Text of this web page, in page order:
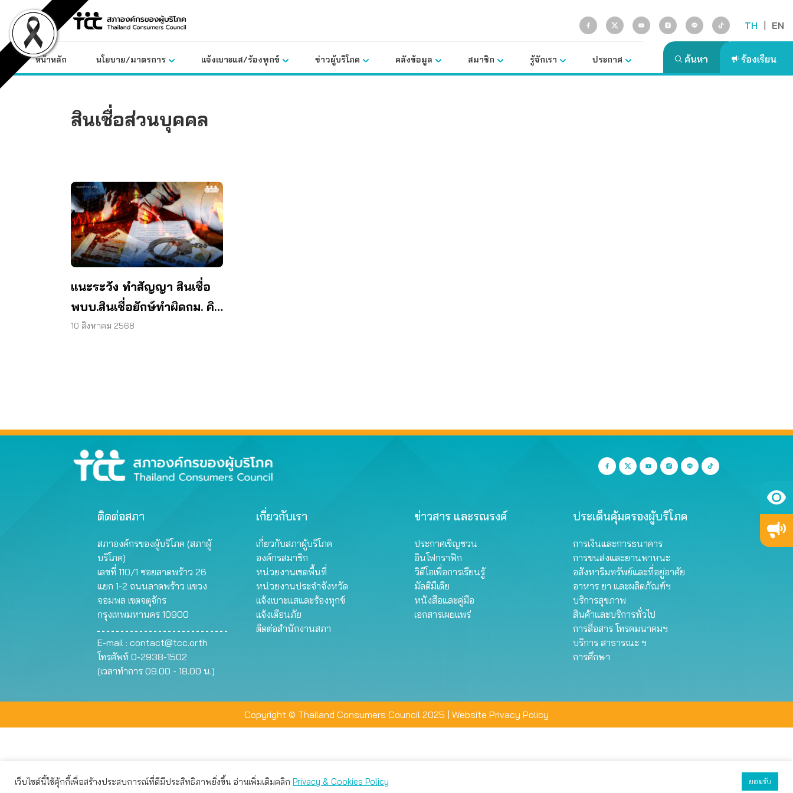
content
TH | EN
หน้าหลัก นโยบาย/มาตรการ แจ้งเบาะแส/ร้องทุกข์ ข่าวผู้บริโภค คลังข้อมูล สมาชิก รู้จักเรา ประกาศ
สินเชื่อส่วนบุคคล
แนะระวัง ทำสัญญา สินเชื่อ
พบบ.สินเชื่อยักษ์ทำผิดกม. คิด
ดอกเบี้ยซ้ำซ้อน
10 สิงหาคม 2568
ติดต่อสภา
สภาองค์กรของผู้บริโภค (สภาผู้
บริโภค)
เลขที่ 110/1 ซอยลาดพร้าว 26
แยก 1-2 ถนนลาดพร้าว แขวง
จอมพล เขตจตุจักร
กรุงเทพมหานคร 10900
E-mail : contact@tcc.or.th
โทรศัพท์ 0-2938-1502
(เวลาทำการ 09.00 - 18.00 น.)
เกี่ยวกับเรา
เกี่ยวกับสภาผู้บริโภค
องค์กรสมาชิก
หน่วยงานเขตพื้นที่
หน่วยงานประจำจังหวัด
แจ้งเบาะแสและร้องทุกข์
แจ้งเตือนภัย
ติดต่อสำนักงานสภา
ข่าวสาร และรณรงค์
ประกาศเชิญชวน
อินโฟกราฟิก
วิดีโอเพื่อการเรียนรู้
มัลติมีเดีย
หนังสือและคู่มือ
เอกสารเผยแพร่
ประเด็นคุ้มครองผู้บริโภค
การเงินและการธนาคาร
การขนส่งและยานพาหนะ
อสังหาริมทรัพย์และที่อยู่อาศัย
อาหาร ยา และผลิตภัณฑ์ฯ
บริการสุขภาพ
สินค้าและบริการทั่วไป
การสื่อสาร โทรคมนาคมฯ
บริการ สาธารณะ ฯ
การศึกษา
Copyright © Thailand Consumers Council 2025 | Website Privacy Policy
เว็บไซต์นี้ใช้คุ้กกี้เพื่อสร้างประสบการณ์ที่ดีมีประสิทธิภาพยิ่งขึ้น อ่านเพิ่มเติมคลิก Privacy & Cookies Policy ยอมรับ
เว็บไซต์นี้ใช้คุกกี้เพื่อมอบประสบการณ์การใช้งานที่ดีให้แก่ท่าน คุณสามารถเลือกตั้งค่าความเป็นส่วนตัวได้